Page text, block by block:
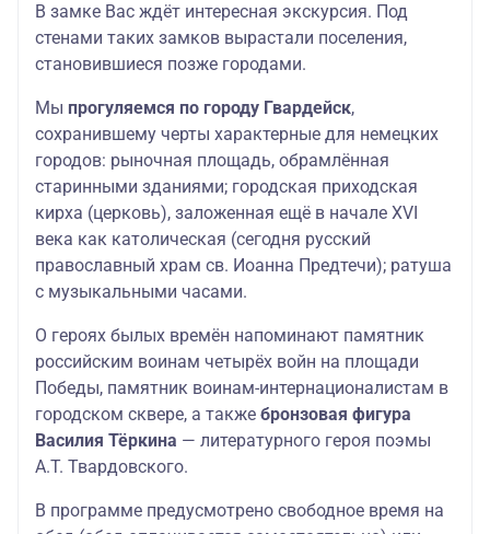
В замке Вас ждёт интересная экскурсия. Под
стенами таких замков вырастали поселения,
становившиеся позже городами.
Мы прогуляемся по городу Гвардейск,
сохранившему черты характерные для немецких
городов: рыночная площадь, обрамлённая
старинными зданиями; городская приходская
кирха (церковь), заложенная ещё в начале XVI
века как католическая (сегодня русский
православный храм св. Иоанна Предтечи); ратуша
с музыкальными часами.
О героях былых времён напоминают памятник
российским воинам четырёх войн на площади
Победы, памятник воинам-интернационалистам в
городском сквере, а также бронзовая фигура
Василия Тёркина — литературного героя поэмы
А.Т. Твардовского.
В программе предусмотрено свободное время на